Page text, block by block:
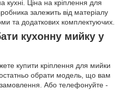
кухні. Ціна на кріплення для
залежить від матеріалу
та додаткових комплектуючих.
кухонну мийку у
купити кріплення для мийки
обрати модель, що вам
Або телефонуйте -